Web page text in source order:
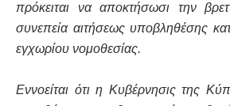
πρόκειται να αποκτήσωσι την
συνεπεία αιτήσεως υποβληθέσης
εγχωρίου νομοθεσίας.
Εννοείται ότι η Κυβέρνησις της